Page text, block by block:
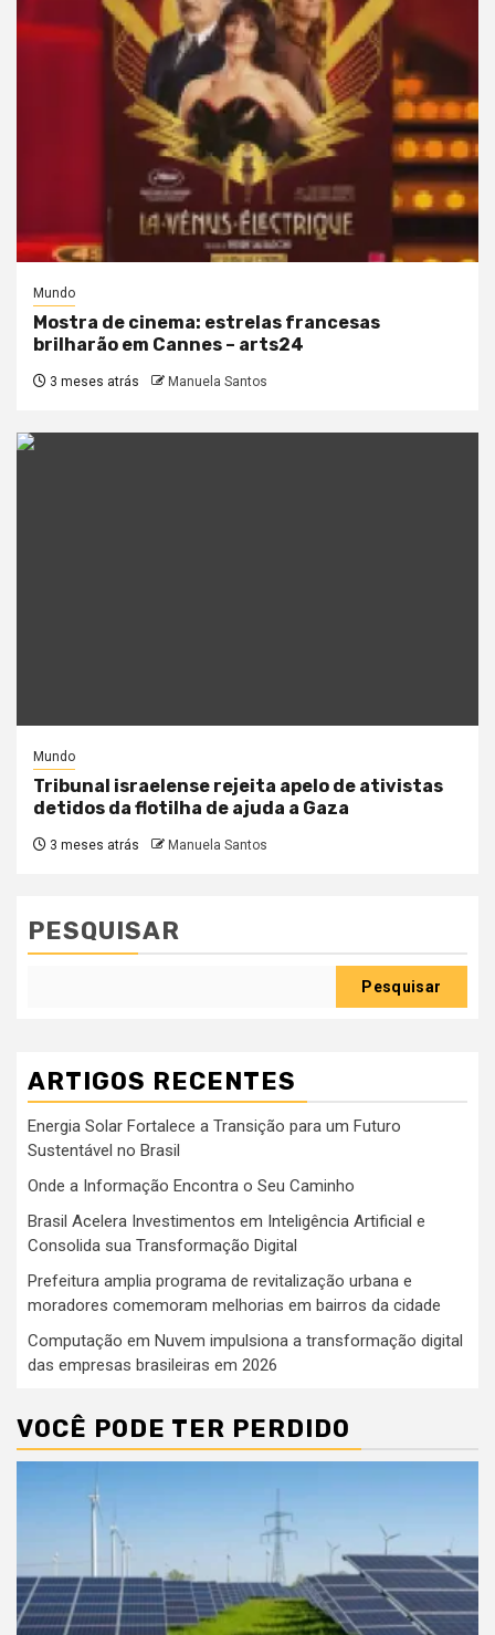
Mundo
Mostra de cinema: estrelas francesas
brilharão em Cannes – arts24
3 meses atrás Manuela Santos
Mundo
Tribunal israelense rejeita apelo de ativistas
detidos da flotilha de ajuda a Gaza
3 meses atrás Manuela Santos
PESQUISAR
Pesquisar
ARTIGOS RECENTES
Energia Solar Fortalece a Transição para um Futuro
Sustentável no Brasil
Onde a Informação Encontra o Seu Caminho
Brasil Acelera Investimentos em Inteligência Artificial e
Consolida sua Transformação Digital
Prefeitura amplia programa de revitalização urbana e
moradores comemoram melhorias em bairros da cidade
Computação em Nuvem impulsiona a transformação digital
das empresas brasileiras em 2026
VOCÊ PODE TER PERDIDO